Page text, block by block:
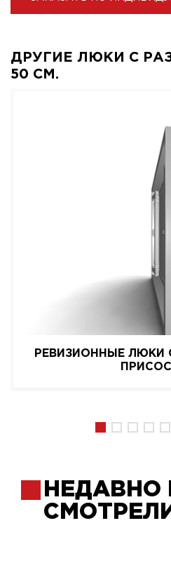
ДРУГИЕ ЛЮКИ С
50 СМ.
РЕВИЗИОННЫЕ ЛЮКИ
НЕДАВНО
СМОТРЕЛИ